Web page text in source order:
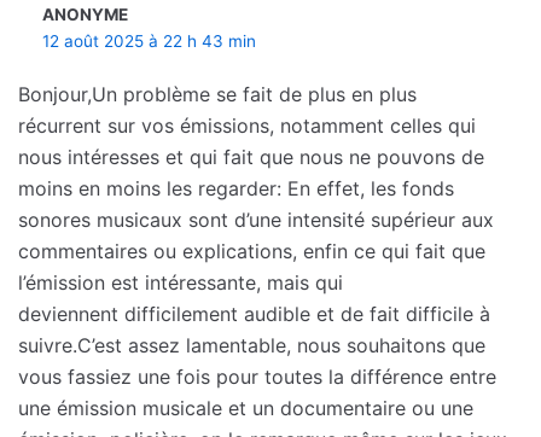
ANONYME
12 août 2025 à 22 h 43 min
Bonjour,Un problème se fait de plus en plus
récurrent sur vos émissions, notamment celles qui
nous intéresses et qui fait que nous ne pouvons de
moins en moins les regarder: En effet, les fonds
sonores musicaux sont d’une intensité supérieur aux
commentaires ou explications, enfin ce qui fait que
l’émission est intéressante, mais qui
deviennent difficilement audible et de fait difficile à
suivre.C’est assez lamentable, nous souhaitons que
vous fassiez une fois pour toutes la différence entre
une émission musicale et un documentaire ou une